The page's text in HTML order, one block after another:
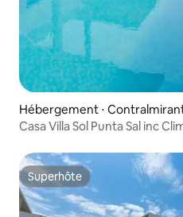
Hébergement ⋅
Casa Villa Sol Punta Sal inc
Superhôte
Superhôte